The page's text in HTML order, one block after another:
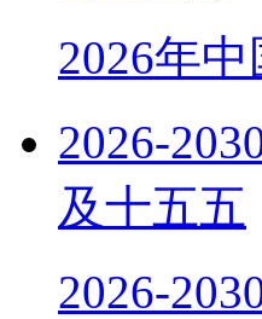
2026年
2026-
及十五五
2026-